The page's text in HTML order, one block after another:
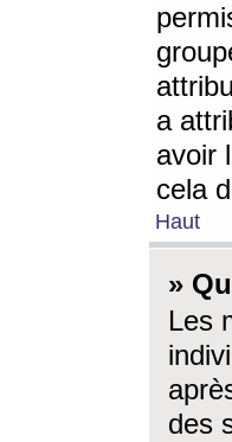
a
avoir
cela
Haut
»
Les
des